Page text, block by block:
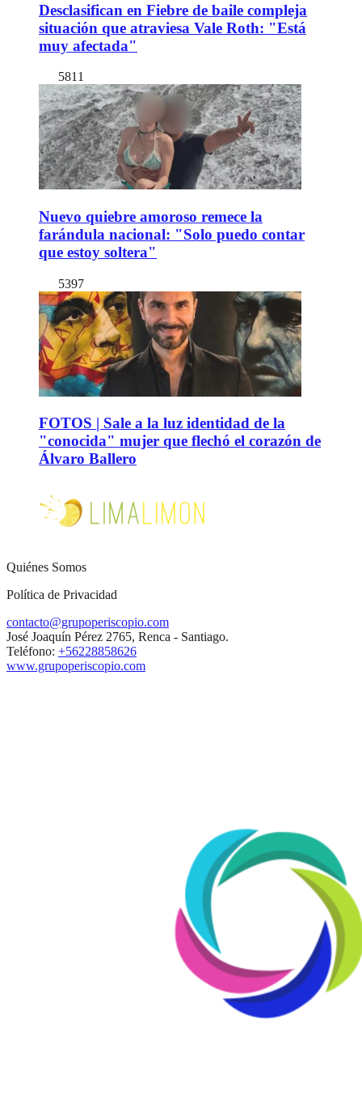
Desclasifican en Fiebre de baile compleja
situación que atraviesa Vale Roth: "Está
muy afectada"
5811
Nuevo quiebre amoroso remece la
farándula nacional: "Solo puedo contar
que estoy soltera"
5397
FOTOS | Sale a la luz identidad de la
"conocida" mujer que flechó el corazón de
Álvaro Ballero
Quiénes Somos
Política de Privacidad
contacto@grupoperiscopio.com
José Joaquín Pérez 2765, Renca - Santiago.
Teléfono: +56228858626
www.grupoperiscopio.com